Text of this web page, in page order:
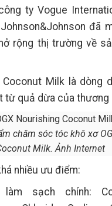
ty Vogue
đã
rộng thị trường về
Coconut Milk là dòng
từ quả dừa của thương
chăm sóc tóc khô xơ
Milk. Ảnh Internet
nhiều ưu điểm:
sạch chính: